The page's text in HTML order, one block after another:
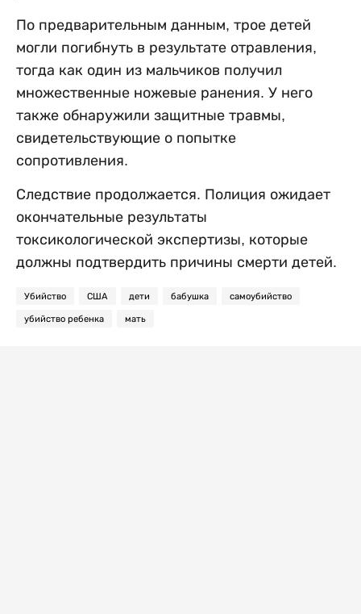
По предварительным данным, трое детей
могли погибнуть в результате отравления,
тогда как один из мальчиков получил
множественные ножевые ранения. У него
также обнаружили защитные травмы,
свидетельствующие о попытке
сопротивления.
Следствие продолжается. Полиция ожидает
окончательные результаты
токсикологической экспертизы, которые
должны подтвердить причины смерти детей.
Убийство США дети бабушка самоубийство
убийство ребенка мать